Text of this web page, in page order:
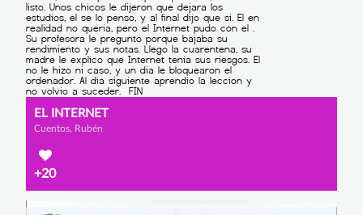
EL INTERNET
Cuentos, Rubén
+20